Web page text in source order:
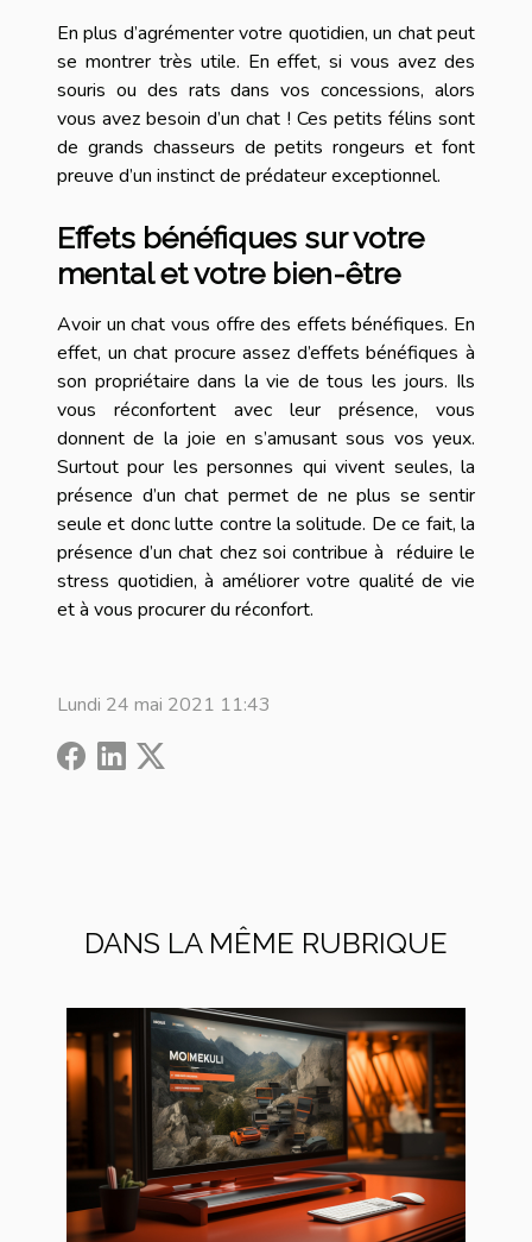
En plus d’agrémenter votre quotidien, un chat peut
se montrer très utile. En effet, si vous avez des
souris ou des rats dans vos concessions, alors
vous avez besoin d’un chat ! Ces petits félins sont
de grands chasseurs de petits rongeurs et font
preuve d’un instinct de prédateur exceptionnel.
Effets bénéfiques sur votre
mental et votre bien-être
Avoir un chat vous offre des effets bénéfiques. En
effet, un chat procure assez d’effets bénéfiques à
son propriétaire dans la vie de tous les jours. Ils
vous réconfortent avec leur présence, vous
donnent de la joie en s’amusant sous vos yeux.
Surtout pour les personnes qui vivent seules, la
présence d’un chat permet de ne plus se sentir
seule et donc lutte contre la solitude. De ce fait, la
présence d’un chat chez soi contribue à réduire le
stress quotidien, à améliorer votre qualité de vie
et à vous procurer du réconfort.
Lundi 24 mai 2021 11:43
DANS LA MÊME RUBRIQUE